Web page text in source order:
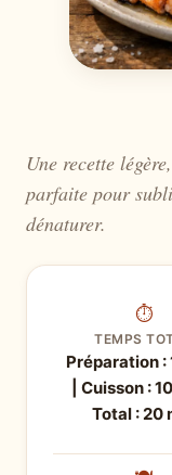
Une recette
parfaite pour
dénaturer.
⏱
TEMPS
Préparation :
| Cuisson :
Total : 20